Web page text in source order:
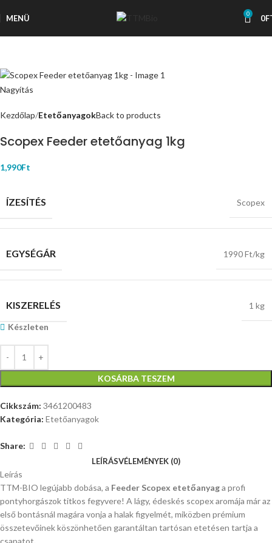
MENÜ 0 0
Nagyítás
Kezdőlap EtetőanyagokBack to products
Scopex Feeder etetőanyag 1kg
1,990Ft
ÍZESÍTÉS Scopex
EGYSÉGÁR 1990 Ft/kg
KISZERELÉS 1 kg
Készleten
KOSÁRBA TESZEM
Cikkszám: 3461200483
Kategória: Etetőanyagok
Share:
LEÍRÁSVÉLEMÉNYEK (0)
Leírás
TTM-BIO legújabb dobása, a Feeder Scopex etetőanyaga profi
pontyhorgászok titkos fegyvere! A lágy, édeskés scopex aromája már az
első bontásnál magára vonja a halak figyelmét, miközben prémium
összetevőinek köszönhetően garantáltan tartósan etetésen tartja a
csapatot.